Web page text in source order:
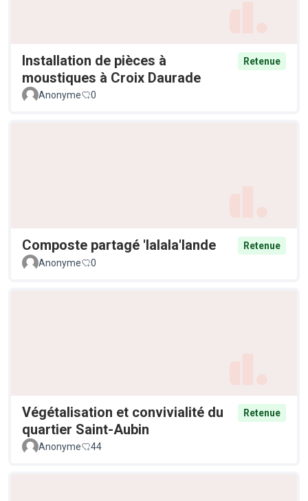
Installation de pièces à
moustiques à Croix Daurade
Retenue
Anonyme 0
Composte partagé 'lalala'lande
Retenue
Anonyme
0
Végétalisation et convivialité du
quartier Saint-Aubin
Retenue
Anonyme 44